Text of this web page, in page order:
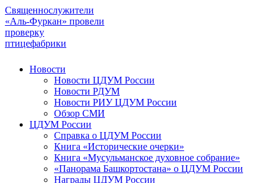
Священнослужители
«Аль-Фуркан» провели
проверку
птицефабрики
Новости
Новости ЦДУМ России
Новости РДУМ
Новости РИУ ЦДУМ России
Обзор СМИ
ЦДУМ России
Справка о ЦДУМ России
Книга «Исторические очерки»
Книга «Мусульманское духовное собрание»
«Панорама Башкортостана» о ЦДУМ России
Награды ЦДУМ России